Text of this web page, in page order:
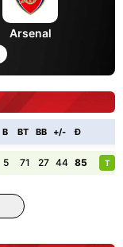
Arsenal
B BT BB +/- Đ
5 71 27 44 85 T